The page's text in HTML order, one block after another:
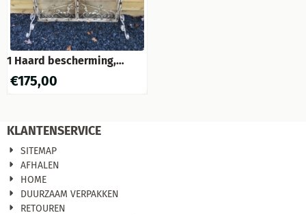
1 Haard bescherming,
spatscherm , Victoriaans
smeedijzer , kleur white-
€175,00
KLANTENSERVICE
SITEMAP
AFHALEN
HOME
DUURZAAM VERPAKKEN
RETOUREN